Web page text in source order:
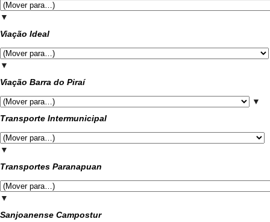
▼
Viação Ideal
▼
Viação Barra do Piraí
▼
Transporte Intermunicipal
▼
Transportes Paranapuan
▼
Sanjoanense Campostur